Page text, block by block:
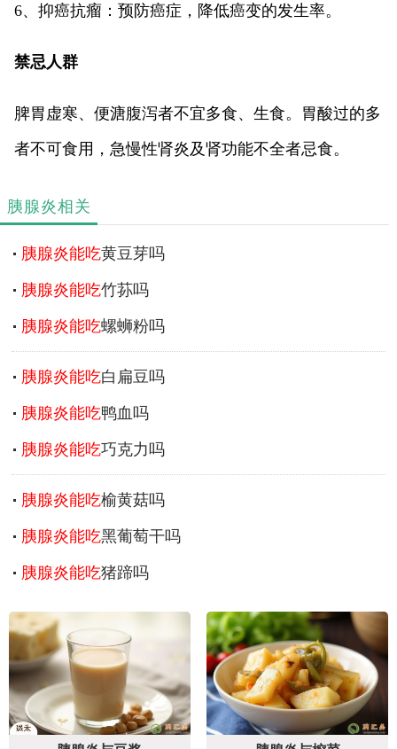
6、抑癌抗瘤：预防癌症，降低癌变的发生率。
禁忌人群
脾胃虚寒、便溏腹泻者不宜多食、生食。胃酸过的多
者不可食用，急慢性肾炎及肾功能不全者忌食。
胰腺炎相关
胰腺炎能吃黄豆芽吗
胰腺炎能吃竹荪吗
胰腺炎能吃螺蛳粉吗
胰腺炎能吃白扁豆吗
胰腺炎能吃鸭血吗
胰腺炎能吃巧克力吗
胰腺炎能吃榆黄菇吗
胰腺炎能吃黑葡萄干吗
胰腺炎能吃猪蹄吗